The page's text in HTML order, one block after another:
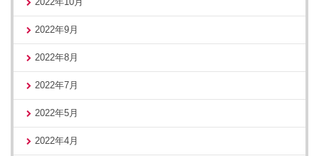
2022年9月
2022年8月
2022年7月
2022年5月
2022年4月